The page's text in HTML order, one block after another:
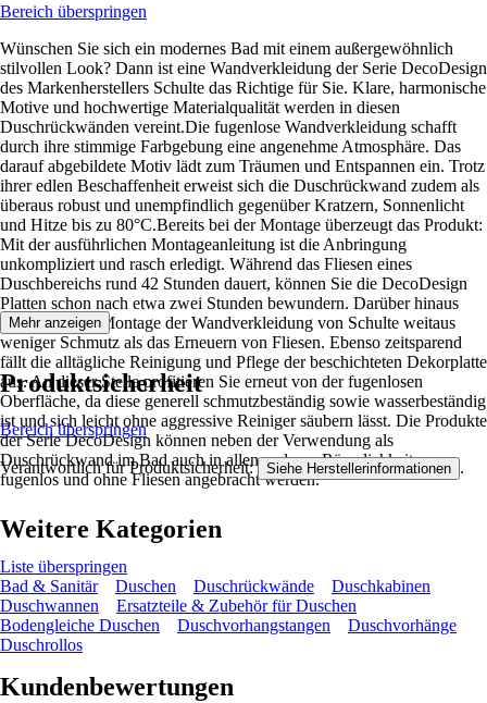
Bereich überspringen
Wünschen Sie sich ein modernes Bad mit einem außergewöhnlich
stilvollen Look? Dann ist eine Wandverkleidung der Serie DecoDesign
des Markenherstellers Schulte das Richtige für Sie. Klare, harmonische
Motive und hochwertige Materialqualität werden in diesen
Duschrückwänden vereint.Die fugenlose Wandverkleidung schafft
durch ihre stimmige Farbgebung eine angenehme Atmosphäre. Das
darauf abgebildete Motiv lädt zum Träumen und Entspannen ein. Trotz
ihrer edlen Beschaffenheit erweist sich die Duschrückwand zudem als
überaus robust und unempfindlich gegenüber Kratzern, Sonnenlicht
und Hitze bis zu 80°C.Bereits bei der Montage überzeugt das Produkt:
Mit der ausführlichen Montageanleitung ist die Anbringung
unkompliziert und rasch erledigt. Während das Fliesen eines
Duschbereichs rund 42 Stunden dauert, können Sie die DecoDesign
Platten schon nach etwa zwei Stunden bewundern. Darüber hinaus
verursacht die Montage der Wandverkleidung von Schulte weitaus
weniger Schmutz als das Erneuern von Fliesen. Ebenso zeitsparend
fällt die alltägliche Reinigung und Pflege der beschichteten Dekorplatte
aus. An dieser Stelle profitieren Sie erneut von der fugenlosen
Oberfläche, da diese generell schmutzbeständig sowie wasserbeständig
ist und sich leicht ohne aggressive Reiniger säubern lässt. Die Produkte
der Serie DecoDesign können neben der Verwendung als
Duschrückwand im Bad auch in allen anderen Räumlichkeiten
fugenlos und ohne Fliesen angebracht werden.
Mehr anzeigen
Produktsicherheit
Bereich überspringen
Verantwortlich für Produktsicherheit: Siehe Herstellerinformationen .
Weitere Kategorien
Liste überspringen
Bad & Sanitär
Duschen Duschrückwände
Duschkabinen
Duschwannen
Ersatzteile & Zubehör für Duschen
Bodengleiche Duschen
Duschvorhangstangen
Duschvorhänge
Duschrollos
Kundenbewertungen